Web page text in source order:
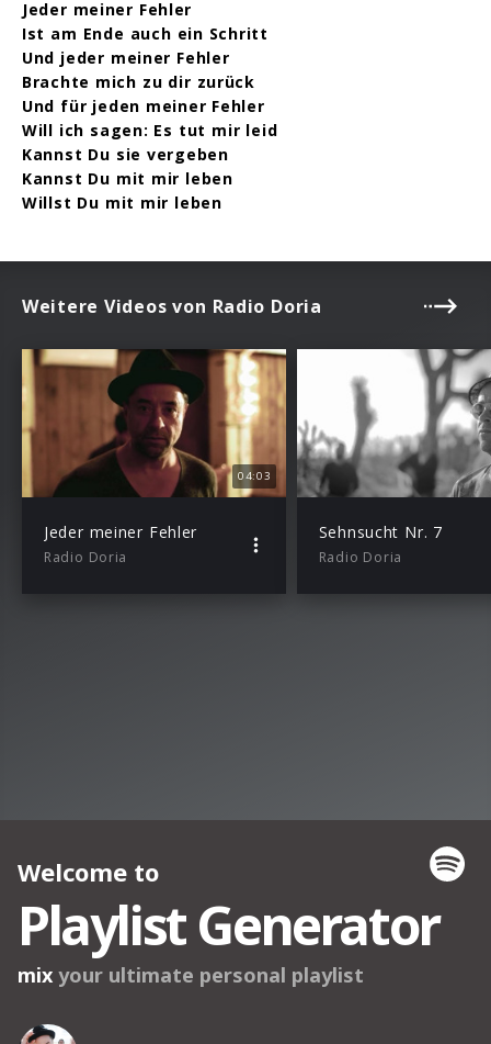
Jeder meiner Fehler
Ist am Ende auch ein Schritt
Und jeder meiner Fehler
Brachte mich zu dir zurück
Und für jeden meiner Fehler
Will ich sagen: Es tut mir leid
Kannst Du sie vergeben
Kannst Du mit mir leben
Willst Du mit mir leben
Weitere Videos von Radio Doria
04:03
Jeder meiner Fehler
Radio Doria
Sehnsucht Nr. 7
Radio Doria